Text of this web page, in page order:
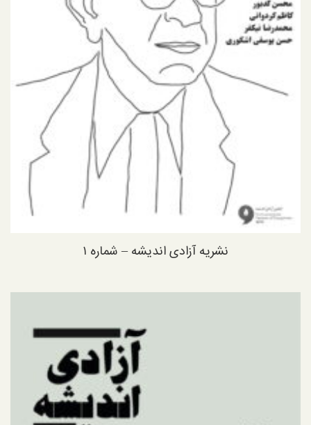
نشریه آزادی اندیشه – شماره ۱